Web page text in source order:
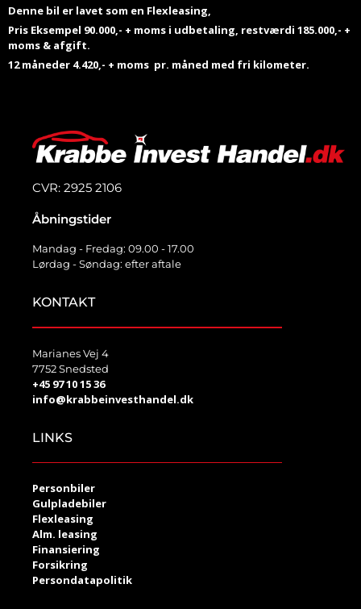
Denne bil er lavet som en Flexleasing,
Pris Eksempel 90.000,- + moms i udbetaling, restværdi 185.000,- +
moms & afgift.
12 måneder 4.420,- + moms pr. måned med fri kilometer.
CVR: 2925 2106
Åbningstider
Mandag - Fredag: 09.00 - 17.00
Lørdag - Søndag: efter aftale
KONTAKT
Marianes Vej 4
7752 Snedsted
+45 97 10 15 36
info@krabbeinvesthandel.dk
LINKS
Personbiler
Gulpladebiler
Flexleasing
Alm. leasing
Finansiering
Forsikring
Persondatapolitik